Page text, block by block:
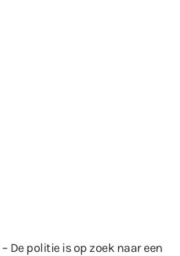
De politie is op zoek naar een